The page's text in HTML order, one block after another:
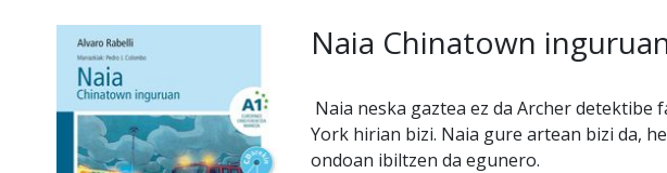
New Books Card - Liburutegia
Naia Chinatown
Naia neska gaztea ez da Archer detektibe
York hirian bizi. Naia gure artean bizi da,
ondoan ibiltzen da egunero.